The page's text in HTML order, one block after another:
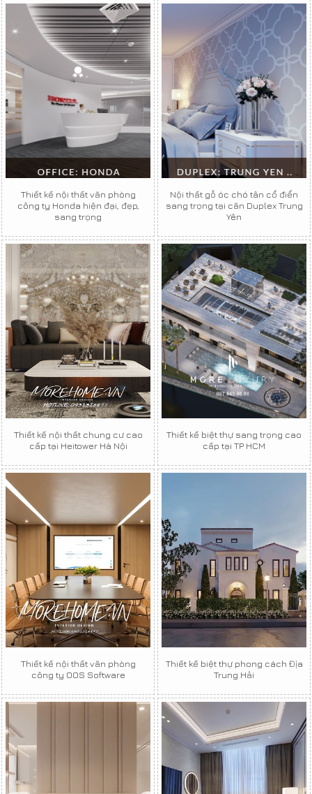
Thiết kế nội thất văn phòng
công ty Honda hiện đại, đẹp,
sang trọng
Nội thất gỗ óc chó tân cổ điển
sang trọng tại căn Duplex Trung
Yên
Thiết kế nội thất chung cư cao
cấp tại Heitower Hà Nội
Thiết kế biệt thự sang trọng cao
cấp tại TP HCM
Thiết kế nội thất văn phòng
công ty OOS Software
Thiết kế biệt thự phong cách Địa
Trung Hải